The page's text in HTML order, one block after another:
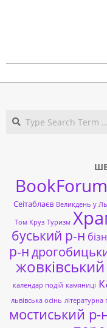
09-
Сеітаблаєв Великдень у
Том Круз Туризм
буський р-н
р-н
календар подій камяниці
львівська осінь літературна
мостиський р-